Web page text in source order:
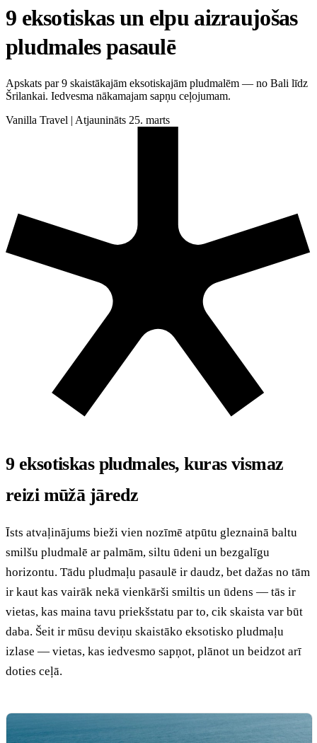
9 eksotiskas un elpu aizraujošas
pludmales pasaulē
Apskats par 9 skaistākajām eksotiskajām pludmalēm — no Bali līdz
Šrilankai. Iedvesma nākamajam sapņu ceļojumam.
Vanilla Travel | Atjaunināts 25. marts
9 eksotiskas pludmales, kuras vismaz
reizi mūžā jāredz
Īsts atvaļinājums bieži vien nozīmē atpūtu gleznainā baltu
smilšu pludmalē ar palmām, siltu ūdeni un bezgalīgu
horizontu. Tādu pludmaļu pasaulē ir daudz, bet dažas no tām
ir kaut kas vairāk nekā vienkārši smiltis un ūdens — tās ir
vietas, kas maina tavu priekšstatu par to, cik skaista var būt
daba. Šeit ir mūsu deviņu skaistāko eksotisko pludmaļu
izlase — vietas, kas iedvesmo sapņot, plānot un beidzot arī
doties ceļā.